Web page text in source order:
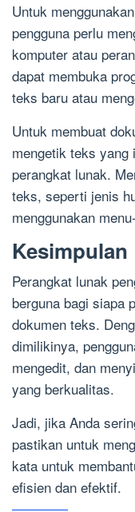
Untuk
pengguna perlu
komputer atau
dapat membuka
teks baru atau
Untuk membuat
mengetik teks
perangkat lunak.
teks, seperti jenis
menggunakan
Kesimpulan
Perangkat lunak
berguna bagi siapa
dokumen teks.
dimilikinya,
mengedit, dan
yang berkualitas.
Jadi, jika Anda
pastikan untuk
kata untuk
efisien dan efektif.